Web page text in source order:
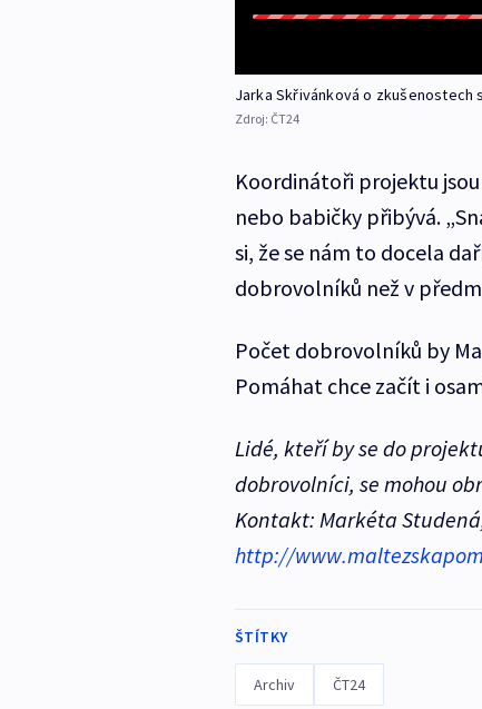
Jarka Skřivánková o zkušenostech
Zdroj: ČT24
Koordinátoři projektu
nebo babičky přibývá.
si, že se nám to docela
dobrovolníků než v
Počet dobrovolníků by
Pomáhat chce začít i
Lidé, kteří by se do
dobrovolníci, se mohou
Kontakt: Markéta
http://
ŠTÍTKY
Archiv ČT24